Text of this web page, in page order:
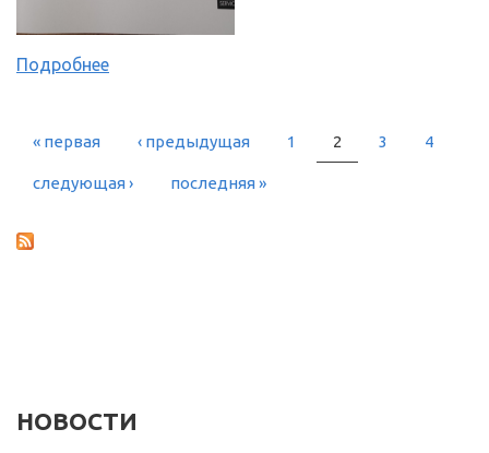
Подробнее
СТРАНИЦЫ
« первая ‹ предыдущая 1 2 3 4
следующая › последняя »
НОВОСТИ